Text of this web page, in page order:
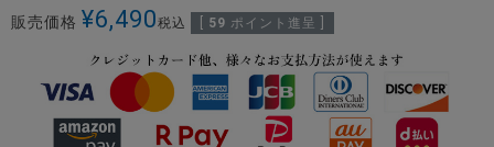
販売価格 ¥6,490税込 59 ポイント進呈 ]